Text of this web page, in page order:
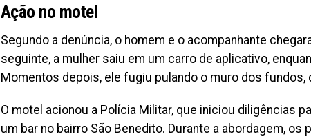
Ação no motel
Segundo a denúncia, o homem e o acompanhante
seguinte, a mulher saiu em um carro de aplicativo,
Momentos depois, ele fugiu pulando o muro dos
O motel acionou a Polícia Militar, que iniciou diligências
um bar no bairro São Benedito. Durante a abordagem,